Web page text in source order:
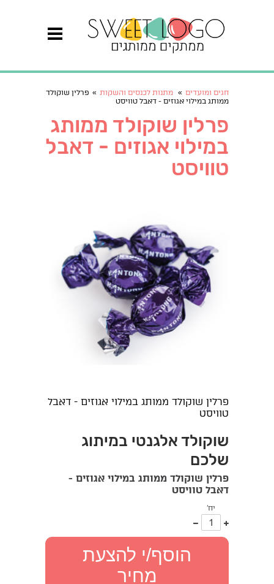
חגים ומועדים » מתנות לכנסים והשקות » פרלין שוקולד
ממותג במילוי אגוזים - דאבל טוויסט
פרלין שוקולד ממותג
במילוי אגוזים - דאבל
טוויסט
פרלין שוקולד ממותג במילוי אגוזים - דאבל
טוויסט
שוקולד אלגנטי במיתוג
שלכם
פרלין שוקולד ממותג במילוי אגוזים -
דאבל טוויסט
יח'
עוד
אחד
הוסף/י להצעת
מחיר